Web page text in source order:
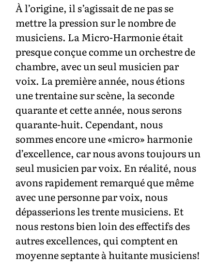
À l’origine, il s’agissait de ne pas se
mettre la pression sur le nombre de
musiciens. La Micro-Harmonie était
presque conçue comme un orchestre de
chambre, avec un seul musicien par
voix. La première année, nous étions
une trentaine sur scène, la seconde
quarante et cette année, nous serons
quarante-huit. Cependant, nous
sommes encore une «micro» harmonie
d’excellence, car nous avons toujours un
seul musicien par voix. En réalité, nous
avons rapidement remarqué que même
avec une personne par voix, nous
dépasserions les trente musiciens. Et
nous restons bien loin des effectifs des
autres excellences, qui comptent en
moyenne septante à huitante musiciens!